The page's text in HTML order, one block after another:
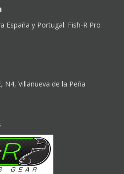
España y Portugal: Fish-R Pro
N4, Villanueva de la Peña